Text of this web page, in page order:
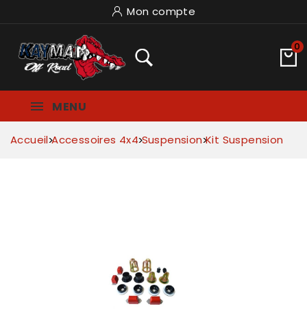
Mon compte
0
MENU
Accueil Accessoires 4x4 Suspension Kit Suspension